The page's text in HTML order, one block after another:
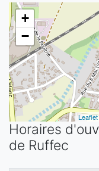
+
−
Leaflet
Horaires
de Ruffec